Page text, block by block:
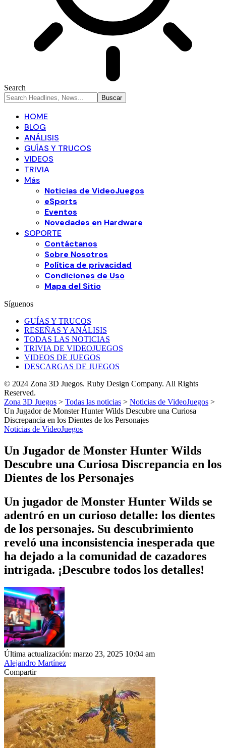
Search
HOME
BLOG
ANÁLISIS
GUÍAS Y TRUCOS
VIDEOS
TRIVIA
Más
Noticias de VideoJuegos
eSports
Eventos
Novedades en Hardware
SOPORTE
Contáctanos
Sobre Nosotros
Política de privacidad
Condiciones de Uso
Mapa del Sitio
Síguenos
GUÍAS Y TRUCOS
RESEÑAS Y ANÁLISIS
TODAS LAS NOTICIAS
TRIVIA DE VIDEOJUEGOS
VIDEOS DE JUEGOS
DESCARGAS DE JUEGOS
© 2024 Zona 3D Juegos. Ruby Design Company. All Rights
Reserved.
Zona 3D Juegos > Todas las noticias > Noticias de VideoJuegos >
Un Jugador de Monster Hunter Wilds Descubre una Curiosa
Discrepancia en los Dientes de los Personajes
Noticias de VideoJuegos
Un Jugador de Monster Hunter Wilds
Descubre una Curiosa Discrepancia en los
Dientes de los Personajes
Un jugador de Monster Hunter Wilds se
adentró en un curioso detalle: los dientes
de los personajes. Su descubrimiento
reveló una inconsistencia inesperada que
ha dejado a la comunidad de cazadores
intrigada. ¡Descubre todos los detalles!
Última actualización: marzo 23, 2025 10:04 am
Alejandro Martínez
Compartir